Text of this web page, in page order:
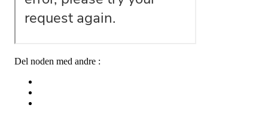
Del noden med andre :